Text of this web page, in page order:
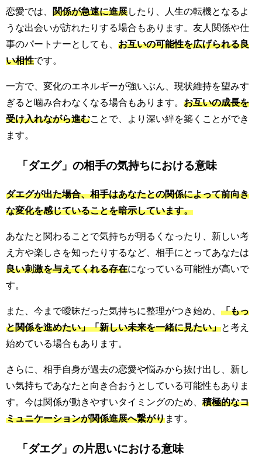
恋愛では、 関係が急速に進展したり、人生の転機となるよ
うな出会いが訪れたりする場合もあります。友人関係や仕
事のパートナーとしても、 お互いの可能性を広げられる良
い相性です。
一方で、変化のエネルギーが強いぶん、現状維持を望みす
ぎると噛み合わなくなる場合もあります。 お互いの成長を
受け入れながら進むことで、より深い絆を築くことができ
ます。
「ダエグ」の相手の気持ちにおける意味
ダエグが出た場合、相手はあなたとの関係によって前向き
な変化を感じていることを暗示しています。
あなたと関わることで気持ちが明るくなったり、新しい考
え方や楽しさを知ったりするなど、相手にとってあなたは
良い刺激を与えてくれる存在になっている可能性が高いで
す。
また、今まで曖昧だった気持ちに整理がつき始め、 「もっ
と関係を進めたい」「新しい未来を一緒に見たい」と考え
始めている場合もあります。
さらに、相手自身が過去の恋愛や悩みから抜け出し、新し
い気持ちであなたと向き合おうとしている可能性もありま
す。今は関係が動きやすいタイミングのため、 積極的なコ
ミュニケーションが関係進展へ繋がります。
「ダエグ」の片思いにおける意味